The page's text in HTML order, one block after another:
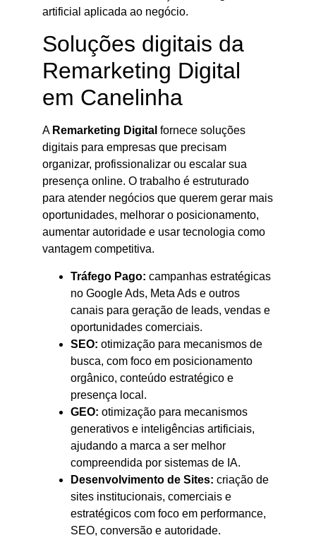
artificial aplicada ao negócio.
Soluções digitais da
Remarketing Digital
em Canelinha
A Remarketing Digital fornece soluções
digitais para empresas que precisam
organizar, profissionalizar ou escalar sua
presença online. O trabalho é estruturado
para atender negócios que querem gerar mais
oportunidades, melhorar o posicionamento,
aumentar autoridade e usar tecnologia como
vantagem competitiva.
Tráfego Pago: campanhas estratégicas
no Google Ads, Meta Ads e outros
canais para geração de leads, vendas e
oportunidades comerciais.
SEO: otimização para mecanismos de
busca, com foco em posicionamento
orgânico, conteúdo estratégico e
presença local.
GEO: otimização para mecanismos
generativos e inteligências artificiais,
ajudando a marca a ser melhor
compreendida por sistemas de IA.
Desenvolvimento de Sites: criação de
sites institucionais, comerciais e
estratégicos com foco em performance,
SEO, conversão e autoridade.